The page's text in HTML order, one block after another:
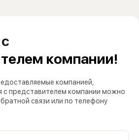
компании!
компанией,
с представителем компании можно
связи или по телефону